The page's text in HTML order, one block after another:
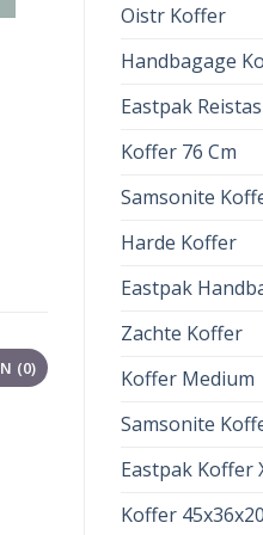
Oistr Koffer
Handbagage
Eastpak
Koffer 76 Cm
Samsonite
Harde Koffer
Eastpak
Zachte Koffer
Koffer Medium
Samsonite
Eastpak Koffer
Koffer
(0)